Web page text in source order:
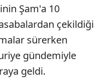
Şam'a 10
çekildiği
sürerken
gündemiyle
geldi.